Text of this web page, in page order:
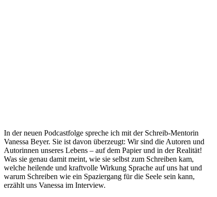
In der neuen Podcastfolge spreche ich mit der Schreib-Mentorin
Vanessa Beyer. Sie ist davon überzeugt: Wir sind die Autoren und
Autorinnen unseres Lebens – auf dem Papier und in der Realität!
Was sie genau damit meint, wie sie selbst zum Schreiben kam,
welche heilende und kraftvolle Wirkung Sprache auf uns hat und
warum Schreiben wie ein Spaziergang für die Seele sein kann,
erzählt uns Vanessa im Interview.